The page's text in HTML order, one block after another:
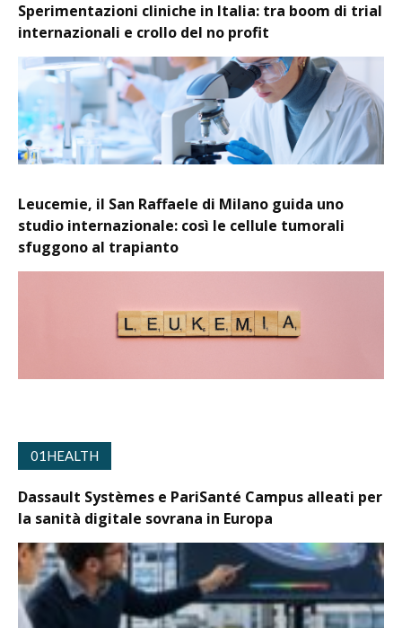
Sperimentazioni cliniche in Italia: tra boom di trial
internazionali e crollo del no profit
Leucemie, il San Raffaele di Milano guida uno
studio internazionale: così le cellule tumorali
sfuggono al trapianto
01HEALTH
Dassault Systèmes e PariSanté Campus alleati per
la sanità digitale sovrana in Europa